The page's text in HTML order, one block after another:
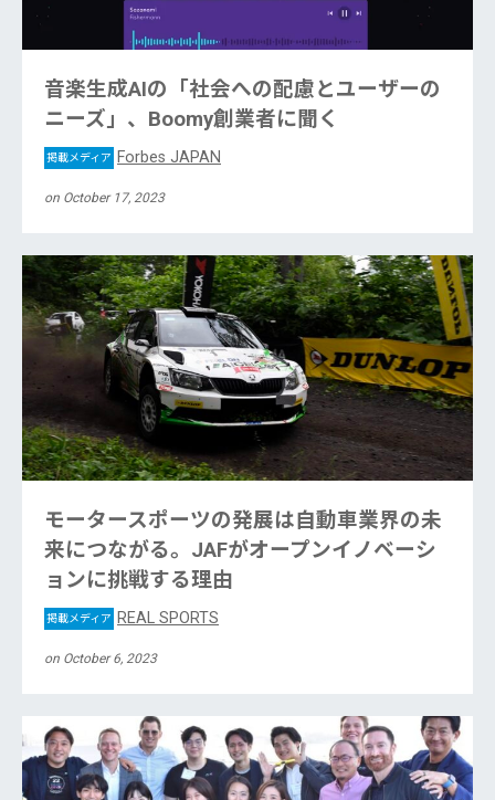
音楽生成AIの「社会への配慮とユーザーの
ニーズ」、Boomy創業者に聞く
掲載メディア Forbes JAPAN
on October 17, 2023
モータースポーツの発展は自動車業界の未
来につながる。JAFがオープンイノベーシ
ョンに挑戦する理由
掲載メディア REAL SPORTS
on October 6, 2023